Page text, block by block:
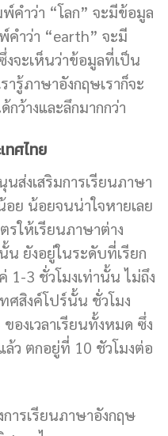
คำว่า “โลก” จะมีข้อมูล
คำว่า “earth” จะมี
งจะเห็นว่าข้อมูลที่เป็น
ารู้ภาษาอังกฤษเราก็จะ
กว้างและลึกมากกว่า
ทศไทย
ส่งเสริมการเรียนภาษา
ย น้อยจนน่าใจหายเลย
รให้เรียนภาษาต่าง
น ยังอยู่ในระดับที่เรียก
1-3 ชั่วโมงเท่านั้น ไม่ถึง
ศสิงค์โปร์นั้น ชั่วโมง
องเวลาเรียนทั้งหมด ซึ่ง
ว ตกอยู่ที่ 10 ชัวโมงต่อ
ารเรียนภาษาอังกฤษ